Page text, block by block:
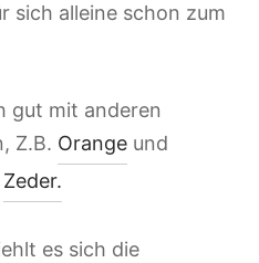
sich alleine schon zum
gut mit anderen
Z.B. Orange und
Zeder.
es sich die